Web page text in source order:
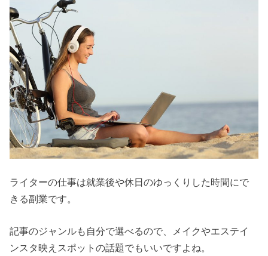
ライターの仕事は就業後や休日のゆっくりした時間にで
きる副業です。
記事のジャンルも自分で選べるので、メイクやエステイ
ンスタ映えスポットの話題でもいいですよね。